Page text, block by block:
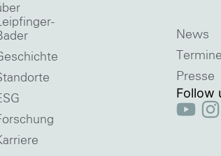
News
Termine
Presse
Follow